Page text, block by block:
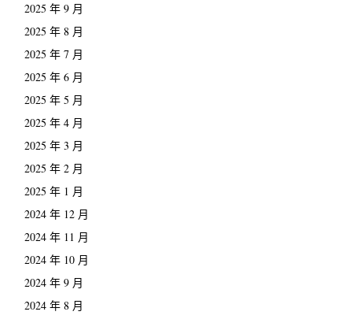
2025 年 9 月
2025 年 8 月
2025 年 7 月
2025 年 6 月
2025 年 5 月
2025 年 4 月
2025 年 3 月
2025 年 2 月
2025 年 1 月
2024 年 12 月
2024 年 11 月
2024 年 10 月
2024 年 9 月
2024 年 8 月